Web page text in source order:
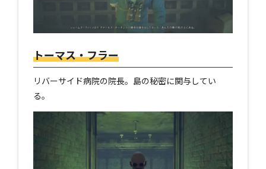
トーマス・フラー
リバーサイド病院の院長。島の秘密に関与してい
る。